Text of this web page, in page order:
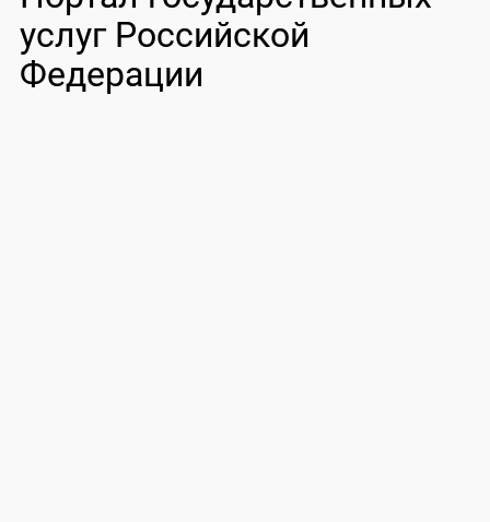
услуг Российской
Федерации